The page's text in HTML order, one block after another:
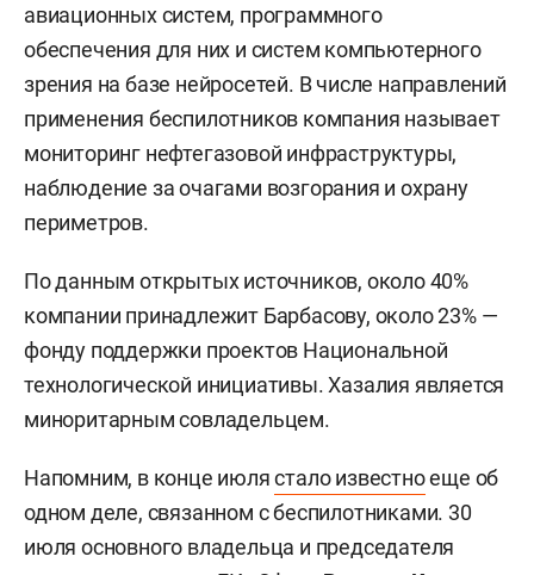
авиационных систем, программного
обеспечения для них и систем компьютерного
зрения на базе нейросетей. В числе направлений
применения беспилотников компания называет
мониторинг нефтегазовой инфраструктуры,
наблюдение за очагами возгорания и охрану
периметров.
По данным открытых источников, около 40%
компании принадлежит Барбасову, около 23% —
фонду поддержки проектов Национальной
технологической инициативы. Хазалия является
миноритарным совладельцем.
Напомним, в конце июлястало известноеще об
одном деле, связанном с беспилотниками. 30
июля основного владельца и председателя